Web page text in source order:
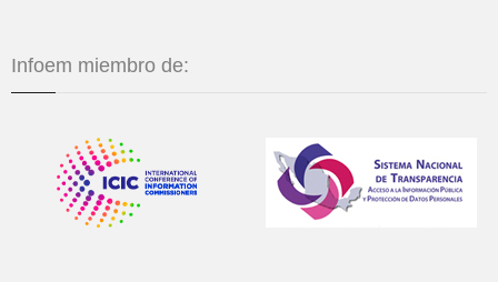
Infoem miembro de: